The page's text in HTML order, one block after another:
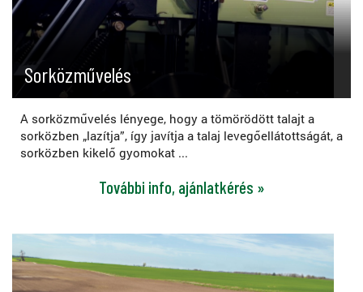
Sorközművelés
A sorközművelés lényege, hogy a tömörödött talajt a
sorközben „lazítja”, így javítja a talaj levegőellátottságát, a
sorközben kikelő gyomokat ...
További info, ajánlatkérés »